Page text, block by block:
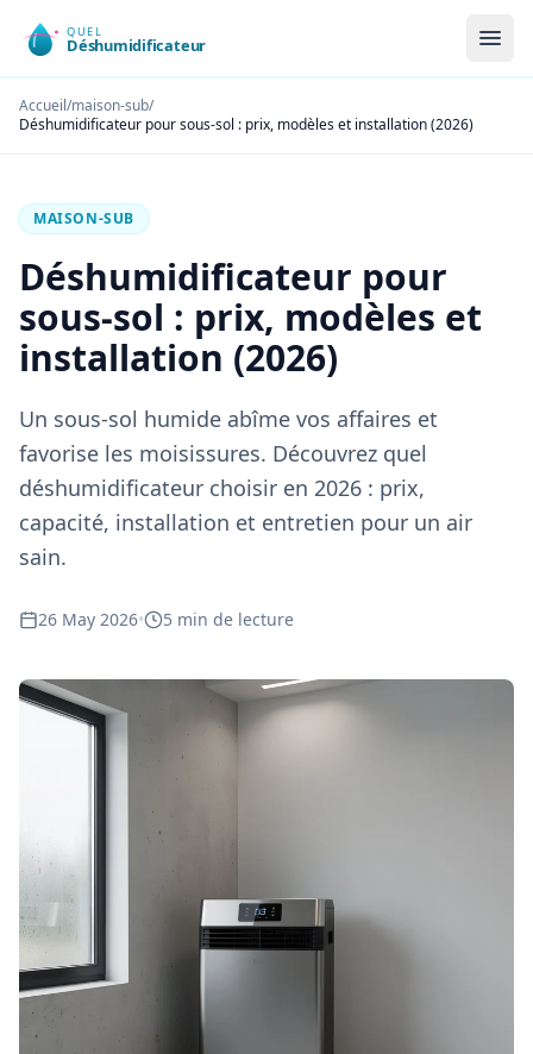
Accueil/maison-sub/
Déshumidificateur pour sous-sol : prix, modèles et installation (2026)
MAISON-SUB
Déshumidificateur pour
sous-sol : prix, modèles et
installation (2026)
Un sous-sol humide abîme vos affaires et
favorise les moisissures. Découvrez quel
déshumidificateur choisir en 2026 : prix,
capacité, installation et entretien pour un air
sain.
26 May 2026• 5 min de lecture